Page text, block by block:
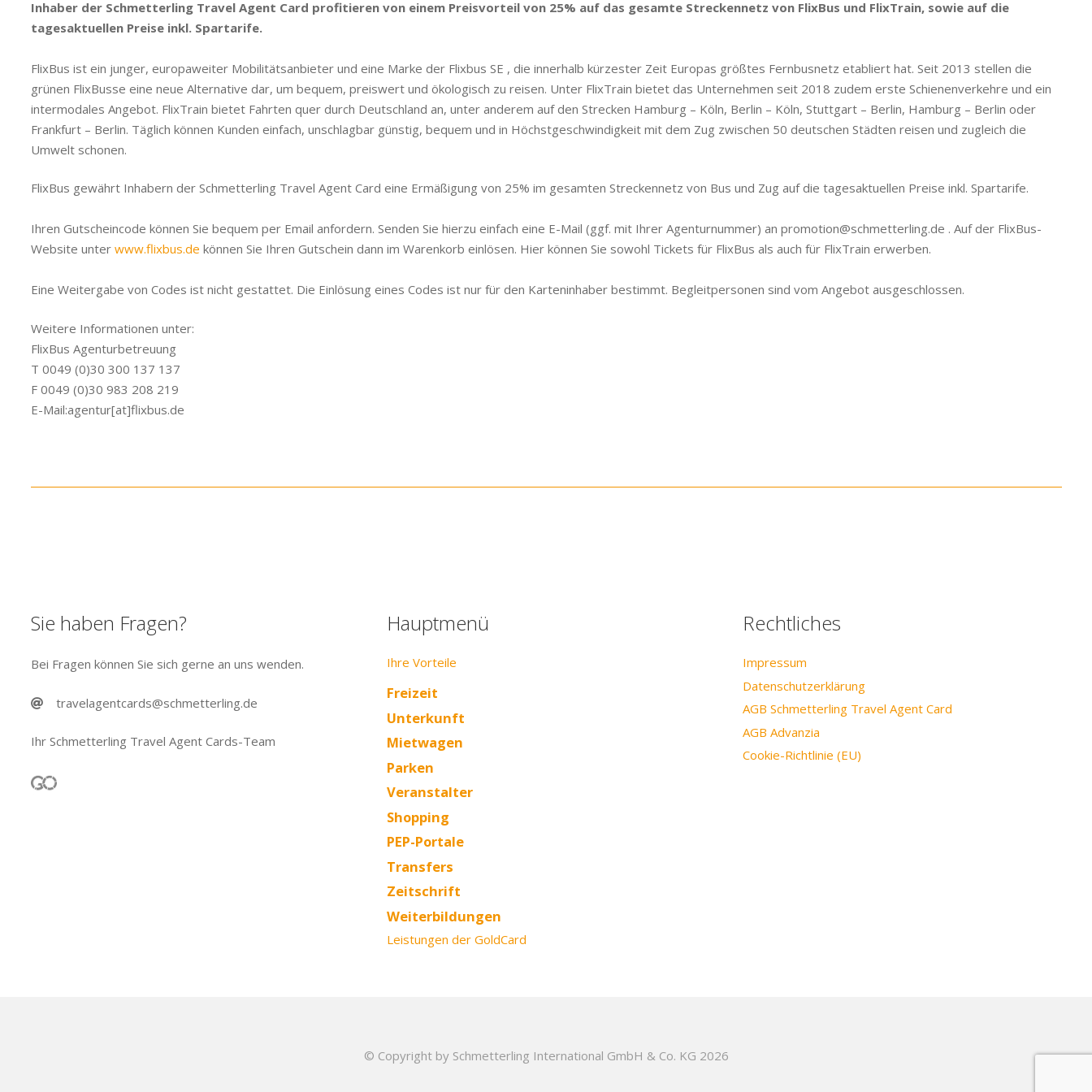
Inhaber der Schmetterling Travel Agent Card profitieren von einem Preisvorteil von 25% auf das gesamte Streckennetz von FlixBus und FlixTrain, sowie auf die
tagesaktuellen Preise inkl. Spartarife.
FlixBus ist ein junger, europaweiter Mobilitätsanbieter und eine Marke der Flixbus SE , die innerhalb kürzester Zeit Europas größtes Fernbusnetz etabliert hat. Seit 2013 stellen die
grünen FlixBusse eine neue Alternative dar, um bequem, preiswert und ökologisch zu reisen. Unter FlixTrain bietet das Unternehmen seit 2018 zudem erste Schienenverkehre und ein
intermodales Angebot. FlixTrain bietet Fahrten quer durch Deutschland an, unter anderem auf den Strecken Hamburg – Köln, Berlin – Köln, Stuttgart – Berlin, Hamburg – Berlin oder
Frankfurt – Berlin. Täglich können Kunden einfach, unschlagbar günstig, bequem und in Höchstgeschwindigkeit mit dem Zug zwischen 50 deutschen Städten reisen und zugleich die
Umwelt schonen.
FlixBus gewährt Inhabern der Schmetterling Travel Agent Card eine Ermäßigung von 25% im gesamten Streckennetz von Bus und Zug auf die tagesaktuellen Preise inkl. Spartarife.
Ihren Gutscheincode können Sie bequem per Email anfordern. Senden Sie hierzu einfach eine E-Mail (ggf. mit Ihrer Agenturnummer) an promotion@schmetterling.de . Auf der FlixBus-
Website unter www.flixbus.de können Sie Ihren Gutschein dann im Warenkorb einlösen. Hier können Sie sowohl Tickets für FlixBus als auch für FlixTrain erwerben.
Eine Weitergabe von Codes ist nicht gestattet. Die Einlösung eines Codes ist nur für den Karteninhaber bestimmt. Begleitpersonen sind vom Angebot ausgeschlossen.
Weitere Informationen unter:
FlixBus Agenturbetreuung
T 0049 (0)30 300 137 137
F 0049 (0)30 983 208 219
E-Mail:agentur[at]flixbus.de
Sie haben Fragen?
Bei Fragen können Sie sich gerne an uns wenden.
travelagentcards@schmetterling.de
Ihr Schmetterling Travel Agent Cards-Team
Hauptmenü
Ihre Vorteile
Freizeit
Unterkunft
Mietwagen
Parken
Veranstalter
Shopping
PEP-Portale
Transfers
Zeitschrift
Weiterbildungen
Leistungen der GoldCard
Rechtliches
Impressum
Datenschutzerklärung
AGB Schmetterling Travel Agent Card
AGB Advanzia
Cookie-Richtlinie (EU)
© Copyright by Schmetterling International GmbH & Co. KG 2026